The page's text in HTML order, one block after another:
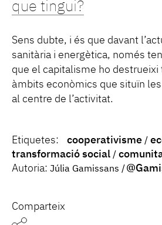
que tingui?
Sens dubte, i és que davant
sanitària i energètica, només
que el capitalisme ho
àmbits econòmics que situïn
al centre de l’activitat.
Etiquetes: cooperativisme
transformació social
Autoria: Júlia Gamissans
Comparteix